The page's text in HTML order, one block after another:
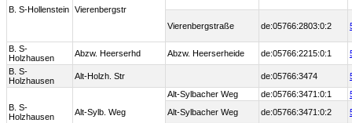
B. S-Hollenstein Vierenbergstr
Vierenbergstraße de:05766:2803:0:2
B. S-
Holzhausen
Abzw. Heerserhd Abzw. Heerserheide de:05766:2215:0:1
B. S-
Holzhausen
Alt-Holzh. Str de:05766:3474
B. S-
Holzhausen
Alt-Sylb. Weg
Alt-Sylbacher Weg de:05766:3471:0:1
Alt-Sylbacher Weg
de:05766:3471:0:2